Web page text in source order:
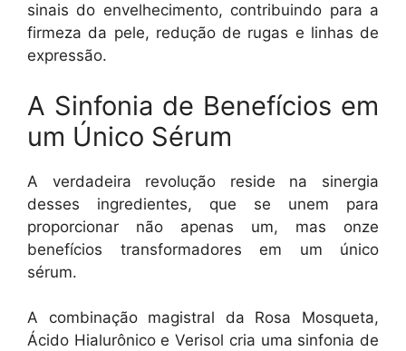
sinais do envelhecimento, contribuindo para a
firmeza da pele, redução de rugas e linhas de
expressão.
A Sinfonia de Benefícios em
um Único Sérum
A verdadeira revolução reside na sinergia
desses ingredientes, que se unem para
proporcionar não apenas um, mas onze
benefícios transformadores em um único
sérum.
A combinação magistral da Rosa Mosqueta,
Ácido Hialurônico e Verisol cria uma sinfonia de